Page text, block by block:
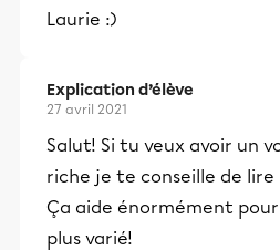
Laurie :)
Explication d’élève
27 avril 2021
Salut! Si tu veux avoir un
riche je te conseille de lire
Ça aide énormément
plus varié!